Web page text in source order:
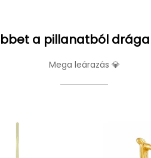
a pillanatból
Mega leárazás 💎